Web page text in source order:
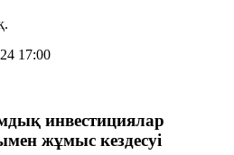
17:00
инвестициялар
жұмыс кездесуі